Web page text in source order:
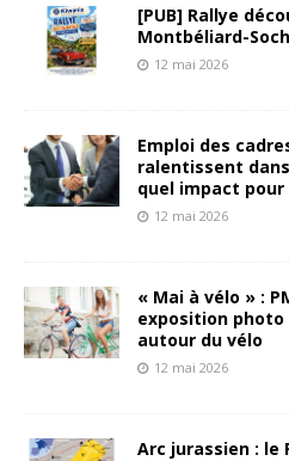
[PUB] Rallye
Montbéliard-
12 mai 2026
Emploi des
ralentissent
quel impact pour
12 mai 2026
« Mai à vélo » :
exposition
autour du vélo
12 mai 2026
Arc jurassien : le